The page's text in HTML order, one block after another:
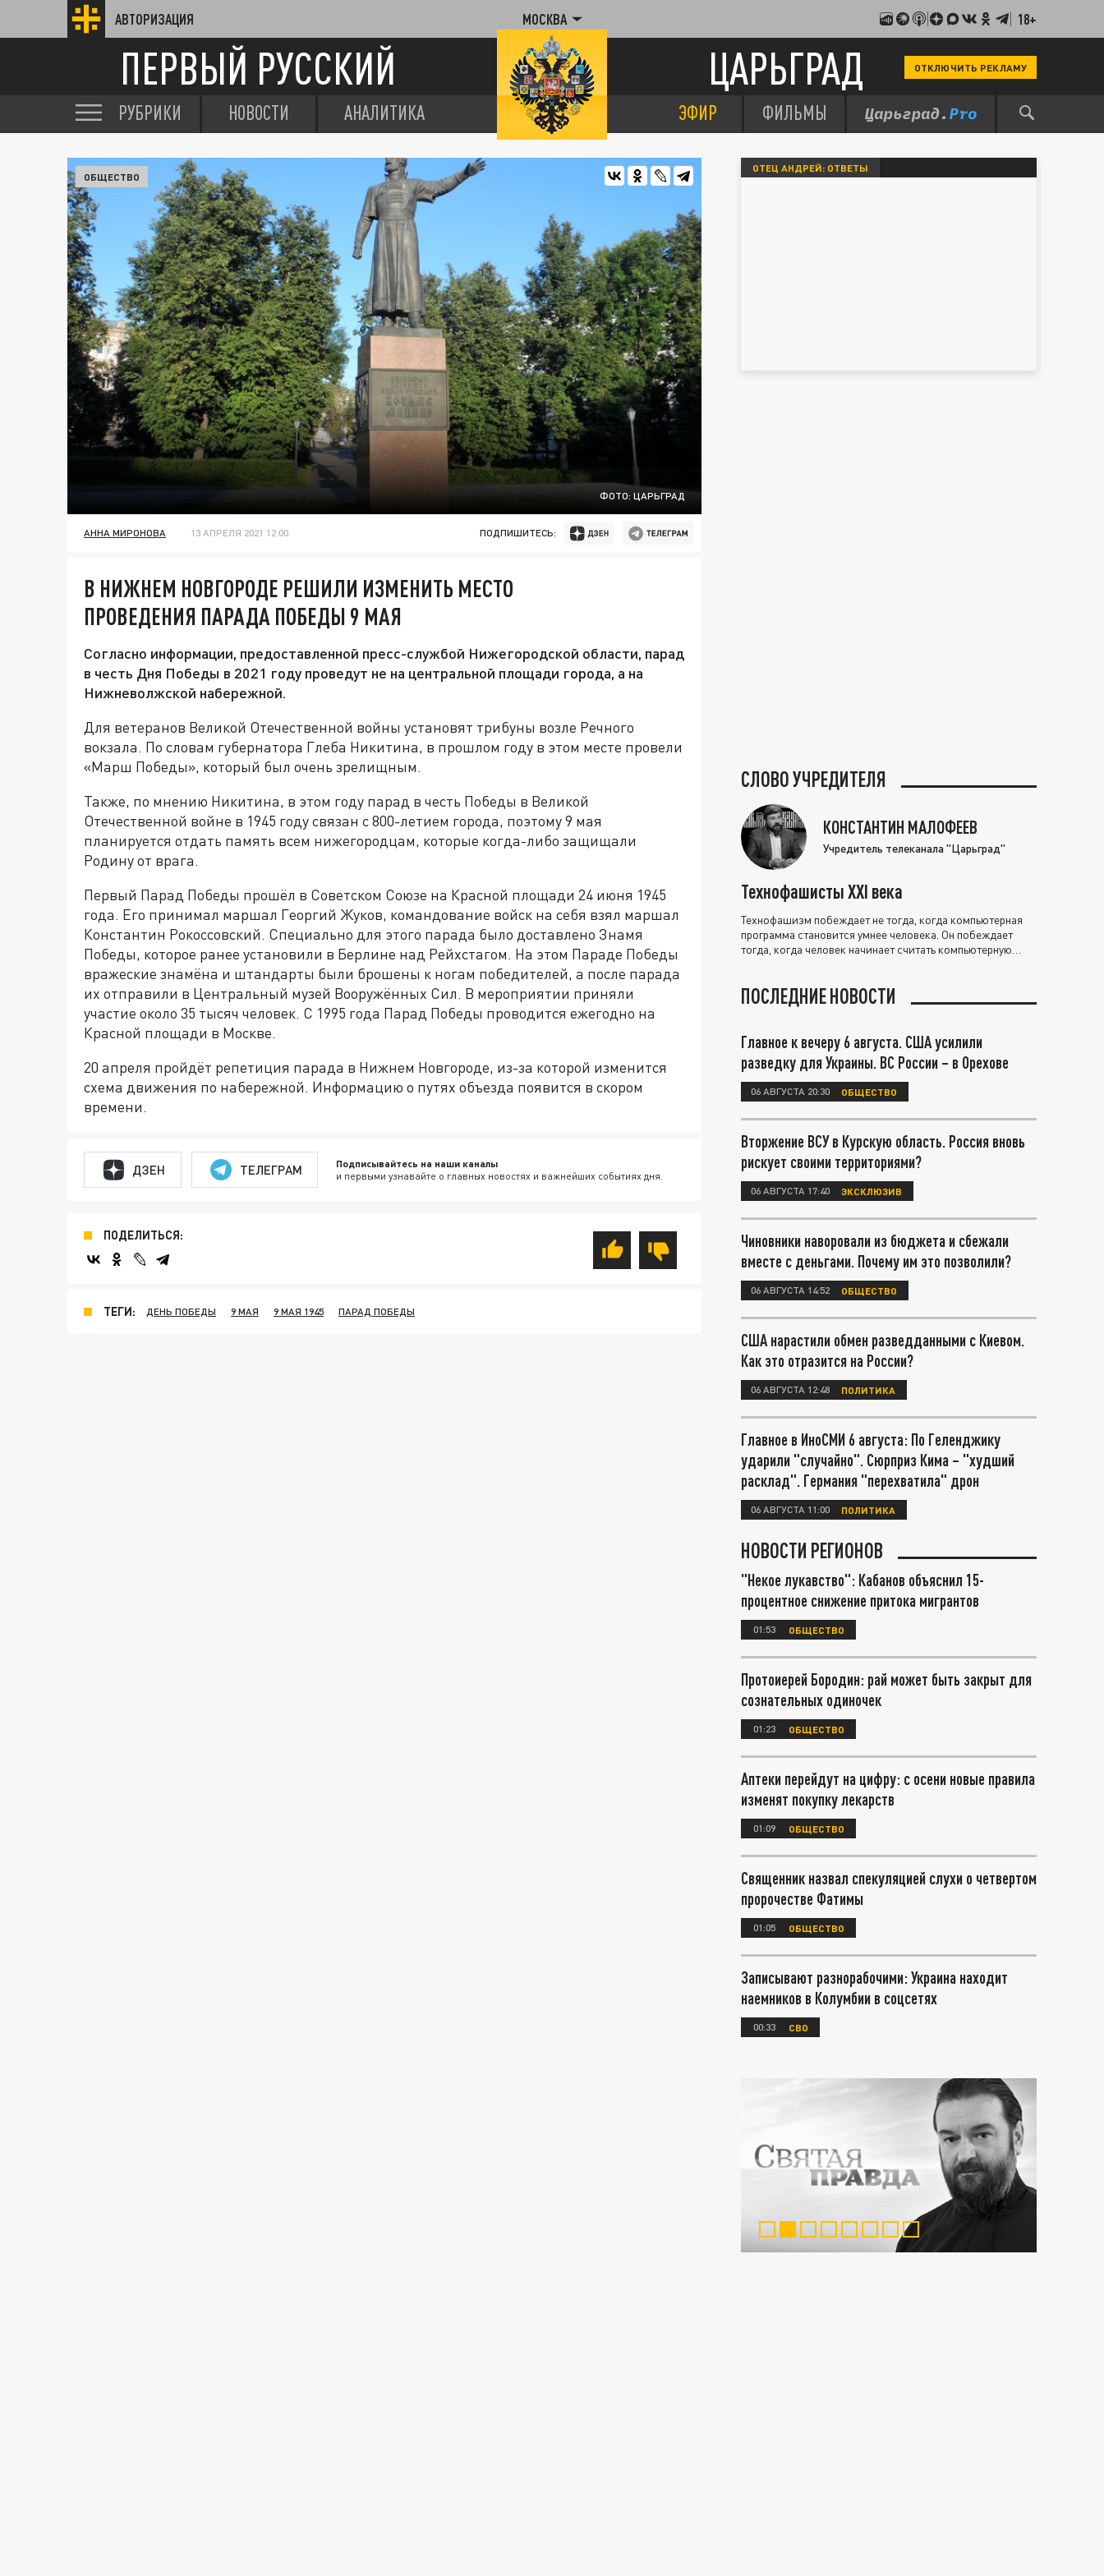
АВТОРИЗАЦИЯ МОСКВА 18+
ПЕРВЫЙ РУССКИЙ ЦАРЬГРАД ОТКЛЮЧИТЬ РЕКЛАМУ
РУБРИКИ НОВОСТИ АНАЛИТИКА ЭФИР ФИЛЬМЫ
ФОТО: ЦАРЬГРАД
ОБЩЕСТВО
АННА МИРОНОВА 13 АПРЕЛЯ 2021 12:00 ПОДПИШИТЕСЬ:
В НИЖНЕМ НОВГОРОДЕ РЕШИЛИ ИЗМЕНИТЬ МЕСТО
ПРОВЕДЕНИЯ ПАРАДА ПОБЕДЫ 9 МАЯ
Согласно информации, предоставленной пресс-службой Нижегородской области, парад
в честь Дня Победы в 2021 году проведут не на центральной площади города, а на
Нижневолжской набережной.
Для ветеранов Великой Отечественной войны установят трибуны возле Речного
вокзала. По словам губернатора Глеба Никитина, в прошлом году в этом месте провели
«Марш Победы», который был очень зрелищным.
Также, по мнению Никитина, в этом году парад в честь Победы в Великой
Отечественной войне в 1945 году связан с 800-летием города, поэтому 9 мая
планируется отдать память всем нижегородцам, которые когда-либо защищали
Родину от врага.
Первый Парад Победы прошёл в Советском Союзе на Красной площади 24 июня 1945
года. Его принимал маршал Георгий Жуков, командование войск на себя взял маршал
Константин Рокоссовский. Специально для этого парада было доставлено Знамя
Победы, которое ранее установили в Берлине над Рейхстагом. На этом Параде Победы
вражеские знамёна и штандарты были брошены к ногам победителей, а после парада
их отправили в Центральный музей Вооружённых Сил. В мероприятии приняли
участие около 35 тысяч человек. С 1995 года Парад Победы проводится ежегодно на
Красной площади в Москве.
20 апреля пройдёт репетиция парада в Нижнем Новгороде, из-за которой изменится
схема движения по набережной. Информацию о путях объезда появится в скором
времени.
ДЗЕН ТЕЛЕГРАМ Подписывайтесь на наши каналы
и первыми узнавайте о главных новостях и важнейших событиях дня.
ПОДЕЛИТЬСЯ:
ТЕГИ: ДЕНЬ ПОБЕДЫ 9 МАЯ 9 МАЯ 1945 ПАРАД ПОБЕДЫ
ОТЕЦ АНДРЕЙ: ОТВЕТЫ
СЛОВО УЧРЕДИТЕЛЯ
КОНСТАНТИН МАЛОФЕЕВ
Учредитель телеканала "Царьград"
Технофашисты XXI века
Технофашизм побеждает не тогда, когда компьютерная
программа становится умнее человека. Он побеждает
тогда, когда человек начинает считать компьютерную
ПОСЛЕДНИЕ НОВОСТИ
Главное к вечеру 6 августа. США усилили
разведку для Украины. ВС России – в Орехове
06 АВГУСТА 20:30 ОБЩЕСТВО
Вторжение ВСУ в Курскую область. Россия вновь
рискует своими территориями?
06 АВГУСТА 17:40 ЭКСКЛЮЗИВ
Чиновники наворовали из бюджета и сбежали
вместе с деньгами. Почему им это позволили?
06 АВГУСТА 14:52 ОБЩЕСТВО
США нарастили обмен разведданными с Киевом.
Как это отразится на России?
06 АВГУСТА 12:48 ПОЛИТИКА
Главное в ИноСМИ 6 августа: По Геленджику
ударили "случайно". Сюрприз Кима – "худший
расклад". Германия "перехватила" дрон
06 АВГУСТА 11:00 ПОЛИТИКА
НОВОСТИ РЕГИОНОВ
"Некое лукавство": Кабанов объяснил 15-
процентное снижение притока мигрантов
01:53 ОБЩЕСТВО
Протоиерей Бородин: рай может быть закрыт для
сознательных одиночек
01:23 ОБЩЕСТВО
Аптеки перейдут на цифру: с осени новые правила
изменят покупку лекарств
01:09 ОБЩЕСТВО
Священник назвал спекуляцией слухи о четвертом
пророчестве Фатимы
01:05 ОБЩЕСТВО
Записывают разнорабочими: Украина находит
наемников в Колумбии в соцсетях
00:33 СВО